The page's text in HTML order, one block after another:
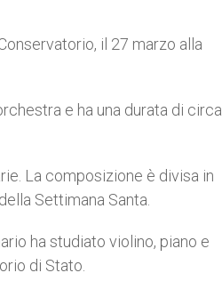
il 27 marzo alla
e ha una durata di circa
La composizione è divisa in
Settimana Santa.
ha studiato violino, piano e
di Stato.